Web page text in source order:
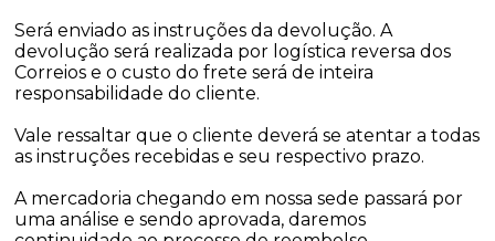
Será enviado as instruções da devolução. A
devolução será realizada por logística reversa dos
Correios e o custo do frete será de inteira
responsabilidade do cliente.
Vale ressaltar que o cliente deverá se atentar a todas
as instruções recebidas e seu respectivo prazo.
A mercadoria chegando em nossa sede passará por
uma análise e sendo aprovada, daremos